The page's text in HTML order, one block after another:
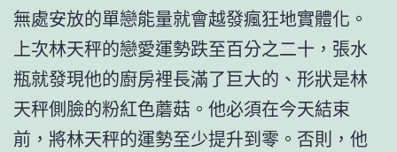
無處安放的單戀能量就會越發瘋狂地實體化。
上次林天秤的戀愛運勢跌至百分之二十，張水
瓶就發現他的廚房裡長滿了巨大的、形狀是林
天秤側臉的粉紅色蘑菇。他必須在今天結束
前，將林天秤的運勢至少提升到零。否則，他